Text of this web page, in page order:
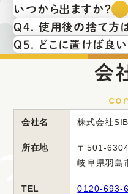
一切使用せず、食品添加物
誘引剤のみを使用していま
万が一お子様が触れてしま
問題ありません。
いつから出ますか？
Q4. 使用後の捨て方
燃えるゴミとして廃棄でき
誘引マットの入ったケース
廃棄いただけるため、
Q5. どこに置けば良い
布団の下、ソファの隙間、
クロー
1枚で約1～2畳が有効範囲
会
会社名 株式会社
所在地
〒501-6304
岐阜県羽島
TEL 0120-693-